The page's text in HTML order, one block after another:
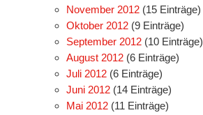
November 2012 (15 Einträge)
Oktober 2012 (9 Einträge)
September 2012 (10 Einträge)
August 2012 (6 Einträge)
Juli 2012 (6 Einträge)
Juni 2012 (14 Einträge)
Mai 2012 (11 Einträge)